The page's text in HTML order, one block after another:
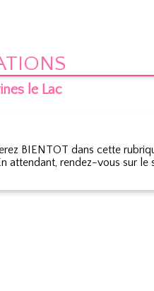
le Lac
BIENTOT dans cette
attendant, rendez-vous sur